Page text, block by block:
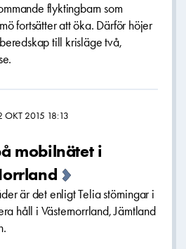
flyktingbarn som
fortsätter att öka. Därför höjer
till krisläge två,
OKT 2015 18:13
mobilnätet i
är det enligt Telia störningar i
håll i Västernorrland, Jämtland